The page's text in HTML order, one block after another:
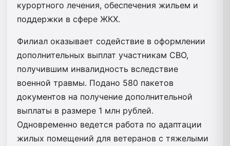
курортного лечения, обеспечения жильем и
поддержки в сфере ЖКХ.
Филиал оказывает содействие в оформлении
дополнительных выплат участникам СВО,
получившим инвалидность вследствие
военной травмы. Подано 580 пакетов
документов на получение дополнительной
выплаты в размере 1 млн рублей.
Одновременно ведется работа по адаптации
жилых помещений для ветеранов с тяжелыми